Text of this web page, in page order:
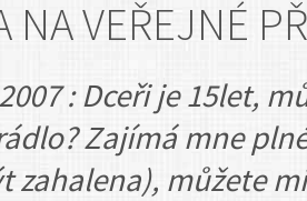
NA VEŘEJNÉ
: Dceři je 15let,
Zajímá mne
zahalena), můžete